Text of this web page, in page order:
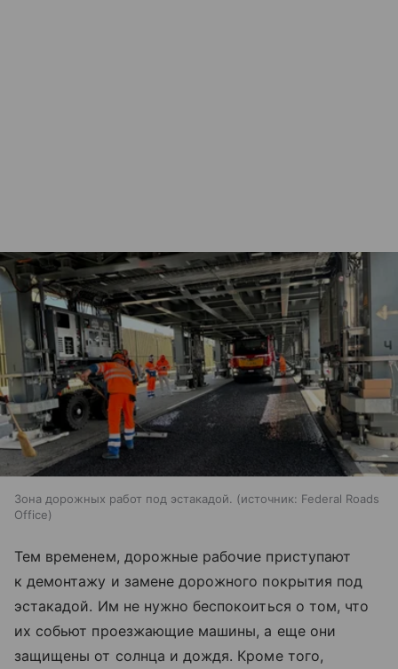
Зона дорожных работ под эстакадой. источник: Federal Roads
Office
Тем временем, дорожные рабочие приступают
к демонтажу и замене дорожного покрытия под
эстакадой. Им не нужно беспокоиться о том, что
их собьют проезжающие машины, а еще они
защищены от солнца и дождя. Кроме того,